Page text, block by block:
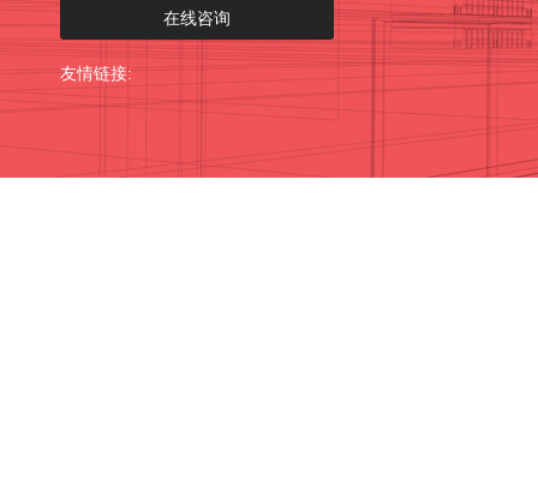
在线咨询
友情链接: